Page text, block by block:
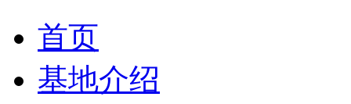
首页
基地介绍